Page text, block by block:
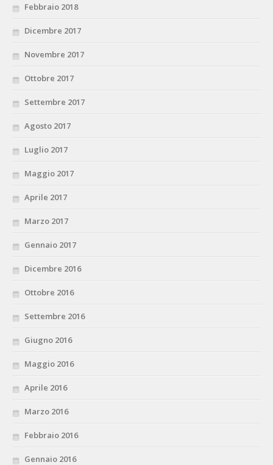
Febbraio 2018
Dicembre 2017
Novembre 2017
Ottobre 2017
Settembre 2017
Agosto 2017
Luglio 2017
Maggio 2017
Aprile 2017
Marzo 2017
Gennaio 2017
Dicembre 2016
Ottobre 2016
Settembre 2016
Giugno 2016
Maggio 2016
Aprile 2016
Marzo 2016
Febbraio 2016
Gennaio 2016